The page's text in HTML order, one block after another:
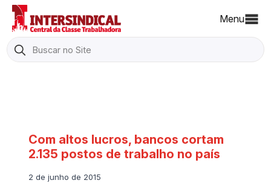
Menu
Search
for:
Com altos lucros, bancos cortam
2.135 postos de trabalho no país
2 de junho de 2015